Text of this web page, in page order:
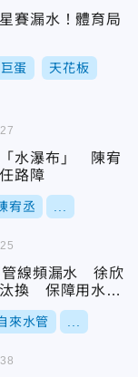
賽漏水！體育局
蛋 天花板
水瀑布」 陳宥
路障
宥丞
管線頻漏水 徐欣
換 保障用水安
來水管